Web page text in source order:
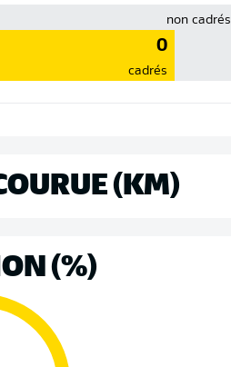
non cadrés
0
cadrés
(KM)
(%)